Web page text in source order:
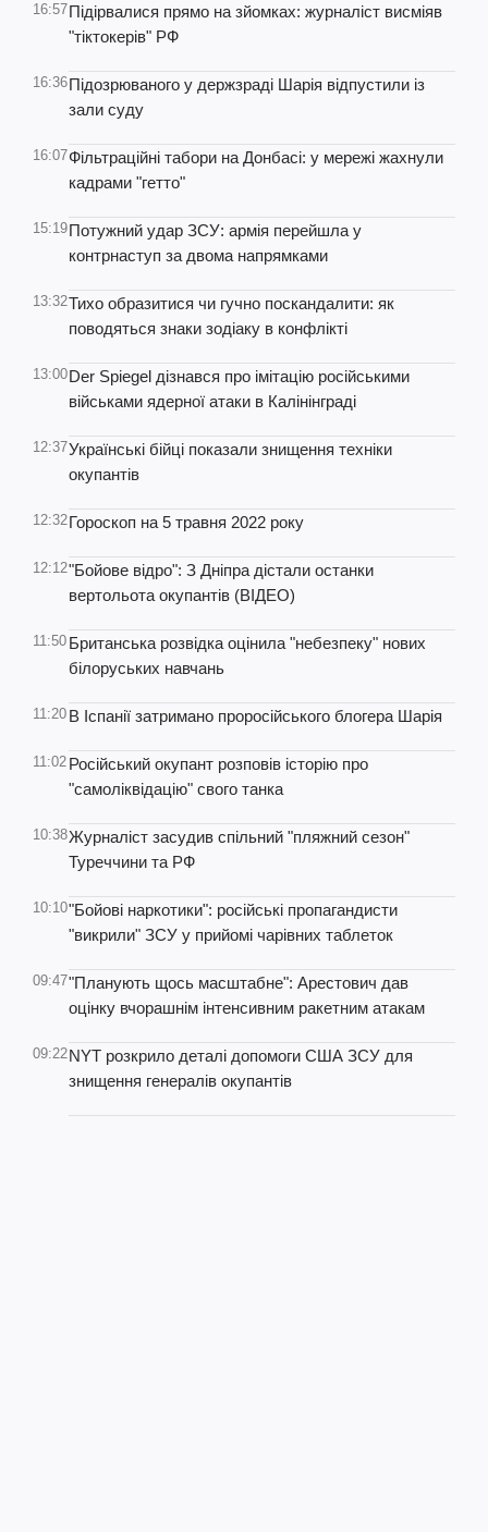
16:57Підірвалися прямо на зйомках: журналіст висміяв
"тіктокерів" РФ
16:36Підозрюваного у держзраді Шарія відпустили із
зали суду
16:07Фільтраційні табори на Донбасі: у мережі жахнули
кадрами "гетто"
15:19Потужний удар ЗСУ: армія перейшла у
контрнаступ за двома напрямками
13:32Тихо образитися чи гучно поскандалити: як
поводяться знаки зодіаку в конфлікті
13:00Der Spiegel дізнався про імітацію російськими
військами ядерної атаки в Калінінграді
12:37Українські бійці показали знищення техніки
окупантів
12:32Гороскоп на 5 травня 2022 року
12:12"Бойове відро": З Дніпра дістали останки
вертольота окупантів (ВІДЕО)
11:50 Британська розвідка оцінила "небезпеку" нових
білоруських навчань
11:20 В Іспанії затримано проросійського блогера Шарія
11:02 Російський окупант розповів історію про
"самоліквідацію" свого танка
10:38Журналіст засудив спільний "пляжний сезон"
Туреччини та РФ
10:10"Бойові наркотики": російські пропагандисти
"викрили" ЗСУ у прийомі чарівних таблеток
09:47"Планують щось масштабне": Арестович дав
оцінку вчорашнім інтенсивним ракетним атакам
09:22NYT розкрило деталі допомоги США ЗСУ для
знищення генералів окупантів